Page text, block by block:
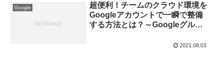
Google
超便利！チームのクラウド環境を
Googleアカウントで一瞬で整備
する方法とは？～Googleグルー
2021.08.03